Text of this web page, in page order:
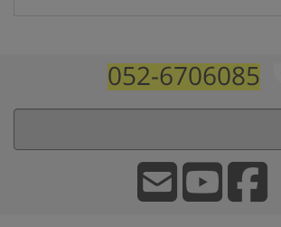
052-6706085